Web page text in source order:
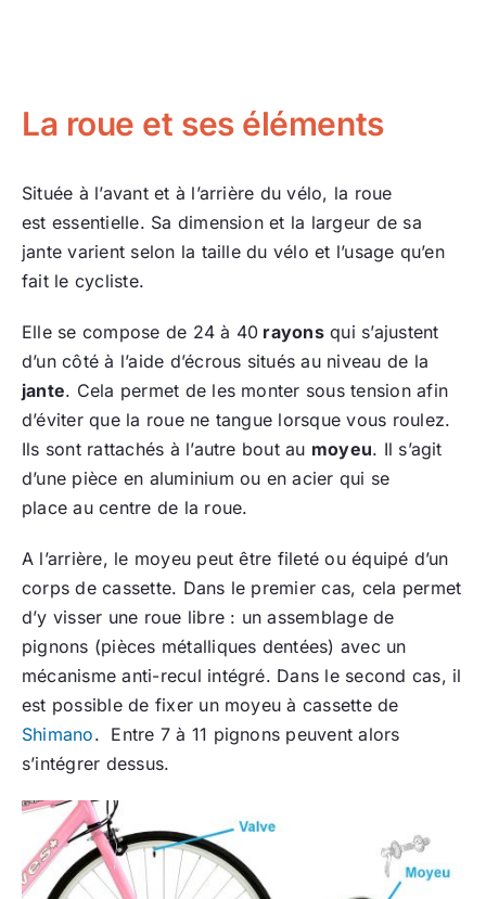
La roue et ses éléments
Située à l’avant et à l’arrière du vélo, la roue
est essentielle. Sa dimension et la largeur de sa
jante varient selon la taille du vélo et l’usage qu’en
fait le cycliste.
Elle se compose de 24 à 40 rayonsqui s’ajustent
d’un côté à l’aide d’écrous situés au niveau de la
jante. Cela permet de les monter sous tension afin
d’éviter que la roue ne tangue lorsque vous roulez.
Ils sont rattachés à l’autre bout au moyeu. Il s’agit
d’une pièce en aluminium ou en acier qui se
place au centre de la roue.
A l’arrière, le moyeu peut être fileté ou équipé d’un
corps de cassette. Dans le premier cas, cela permet
d’y visser une roue libre : un assemblage de
pignons (pièces métalliques dentées) avec un
mécanisme anti-recul intégré. Dans le second cas, il
est possible de fixer un moyeu à cassette de
Shimano. Entre 7 à 11 pignons peuvent alors
s’intégrer dessus.